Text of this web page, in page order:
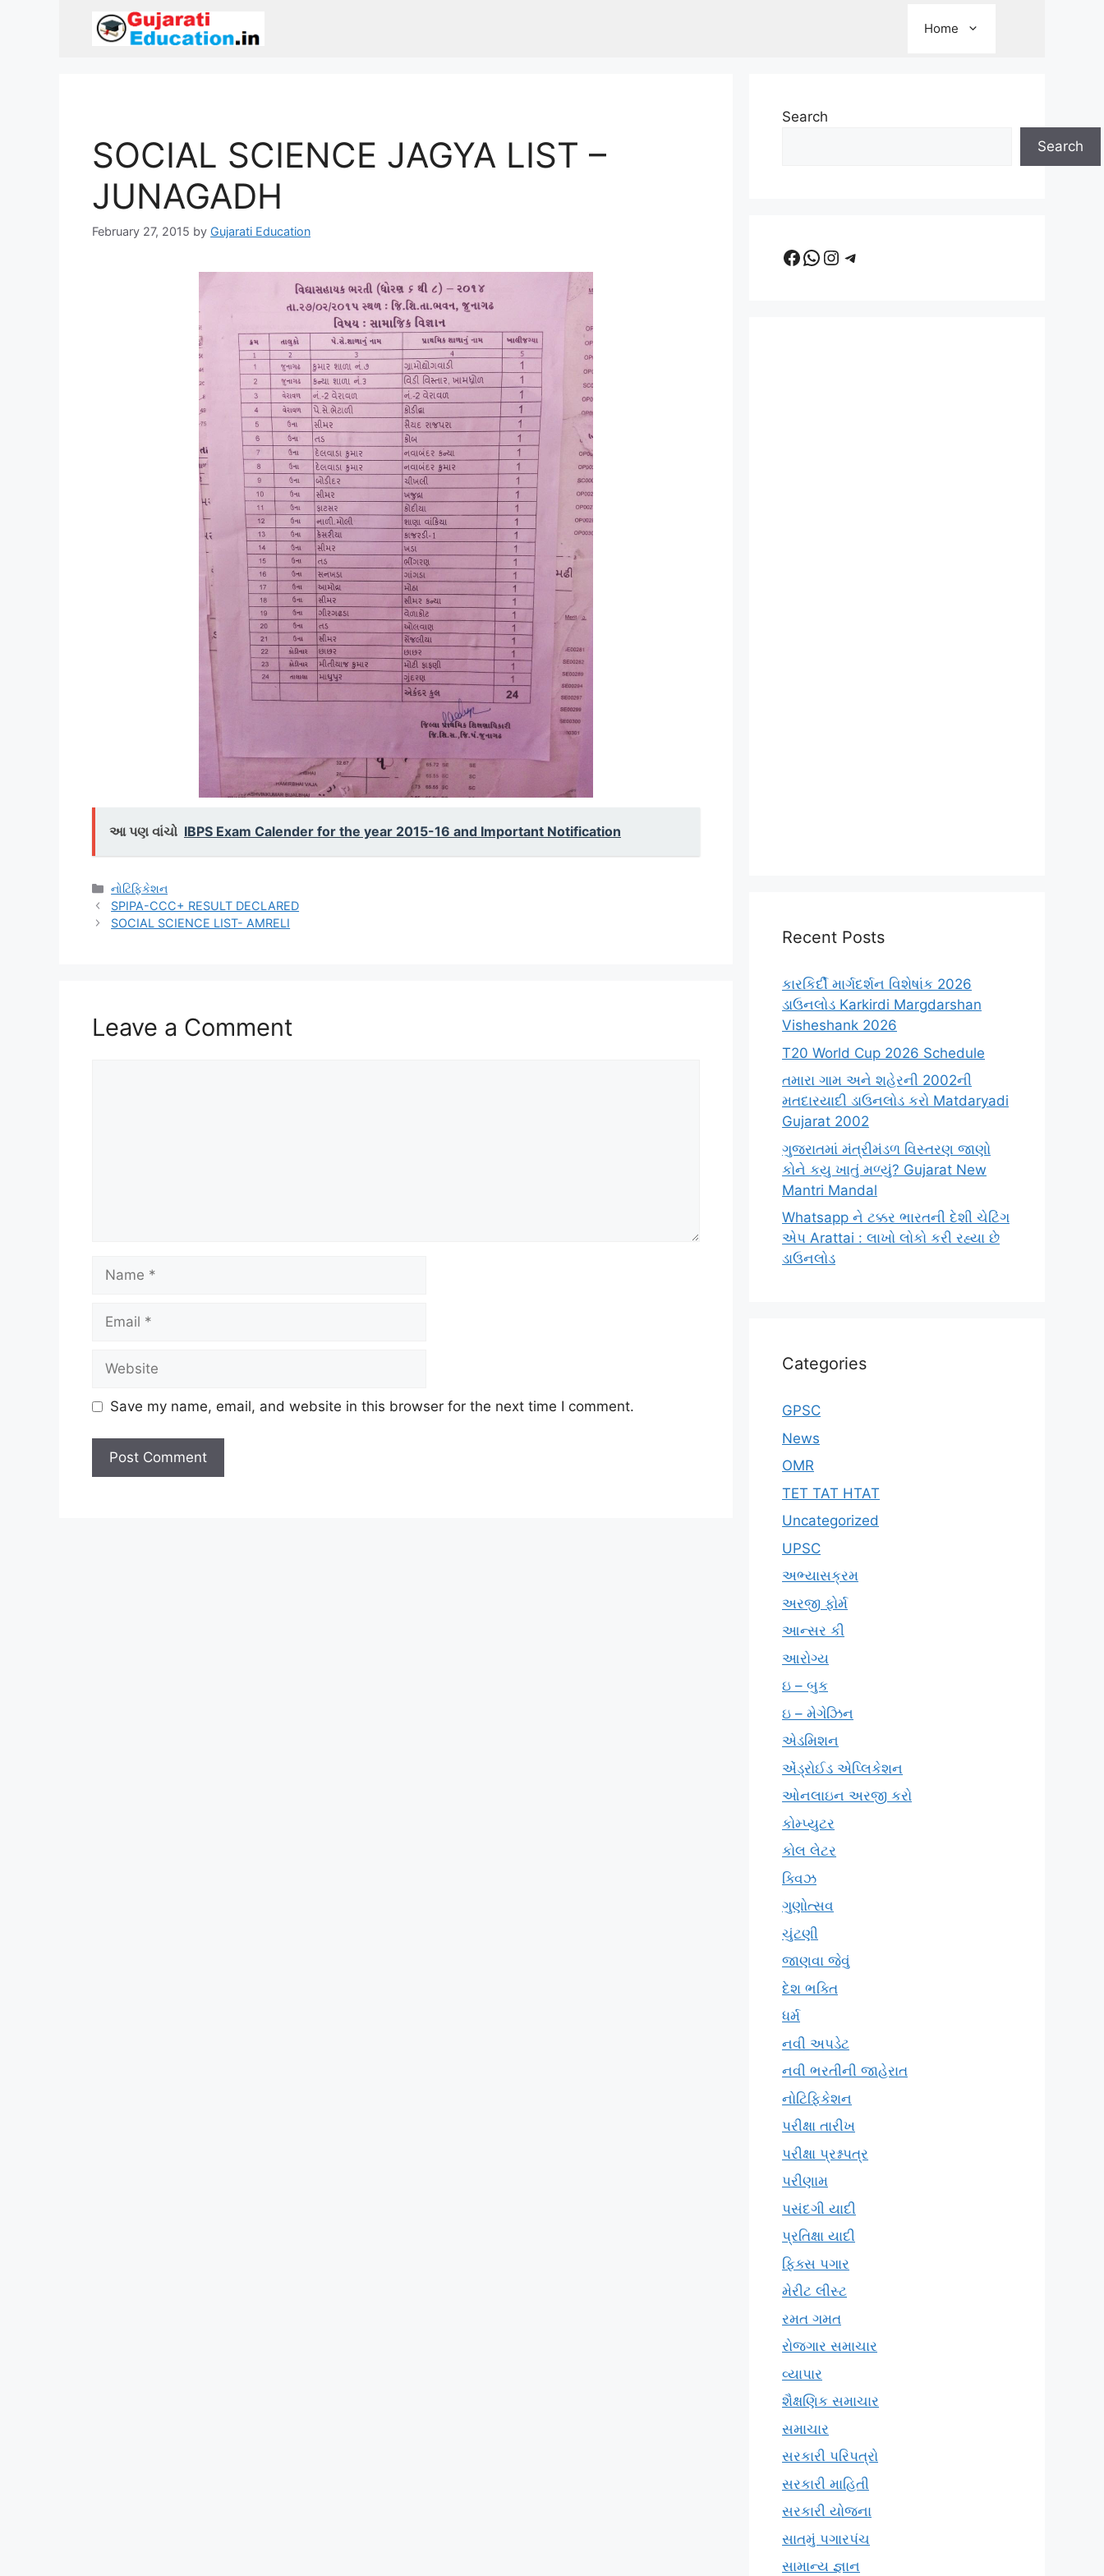
Home
SOCIAL SCIENCE JAGYA LIST –
JUNAGADH
February 27, 2015 by Gujarati Education
આ પણ વાંચો IBPS Exam Calender for the year 2015-16 and Important Notification
Categories
નોટિફિકેશન
SPIPA-CCC+ RESULT DECLARED
SOCIAL SCIENCE LIST- AMRELI
Leave a Comment
Name
Email
Website
Save my name, email, and website in this browser for the next time I comment.
Search
Search
Facebook
WhatsApp
Instagram
Telegram
Recent Posts
કારકિર્દી માર્ગદર્શન વિશેષાંક 2026
ડાઉનલોડ Karkirdi Margdarshan
Visheshank 2026
T20 World Cup 2026 Schedule
તમારા ગામ અને શહેરની 2002ની
મતદારયાદી ડાઉનલોડ કરો Matdaryadi
Gujarat 2002
ગુજરાતમાં મંત્રીમંડળ વિસ્તરણ જાણો
કોને કયુ ખાતું મળ્યું? Gujarat New
Mantri Mandal
Whatsapp ને ટક્કર ભારતની દેશી ચેટિંગ
એપ Arattai : લાખો લોકો કરી રહ્યા છે
ડાઉનલોડ
Categories
GPSC
News
OMR
TET TAT HTAT
Uncategorized
UPSC
અભ્યાસક્રમ
અરજી ફોર્મ
આન્સર કી
આરોગ્ય
ઇ – બુક
ઇ – મેગેઝિન
એડમિશન
એંડ્રોઈડ એપ્લિકેશન
ઓનલાઇન અરજી કરો
કોમ્પ્યુટર
કોલ લેટર
ક્વિઝ
ગુણોત્સવ
ચુંટણી
જાણવા જેવું
દેશ ભક્તિ
ધર્મ
નવી અપડેટ
નવી ભરતીની જાહેરાત
નોટિફિકેશન
પરીક્ષા તારીખ
પરીક્ષા પ્રશ્નપત્ર
પરીણામ
પસંદગી યાદી
પ્રતિક્ષા યાદી
ફિક્સ પગાર
મેરીટ લીસ્ટ
રમત ગમત
રોજગાર સમાચાર
વ્યાપાર
શૈક્ષણિક સમાચાર
સમાચાર
સરકારી પરિપત્રો
સરકારી માહિતી
સરકારી યોજના
સાતમું પગારપંચ
સામાન્ય જ્ઞાન